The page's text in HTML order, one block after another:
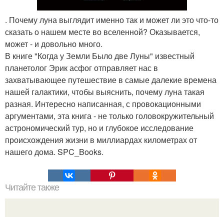
. Почему луна выглядит именно так и может ли это что-то
сказать о нашем месте во вселенной? Оказывается,
может - и довольно много.
В книге "Когда у Земли Было две Луны" известный
планетолог Эрик асфог отправляет нас в
захватывающее путешествие в самые далекие времена
нашей галактики, чтобы выяснить, почему луна такая
разная. Интересно написанная, с провокационными
аргументами, эта книга - не только головокружительный
астрономический тур, но и глубокое исследование
происхождения жизни в миллиардах километрах от
нашего дома. SPC_Books.
Читайте также